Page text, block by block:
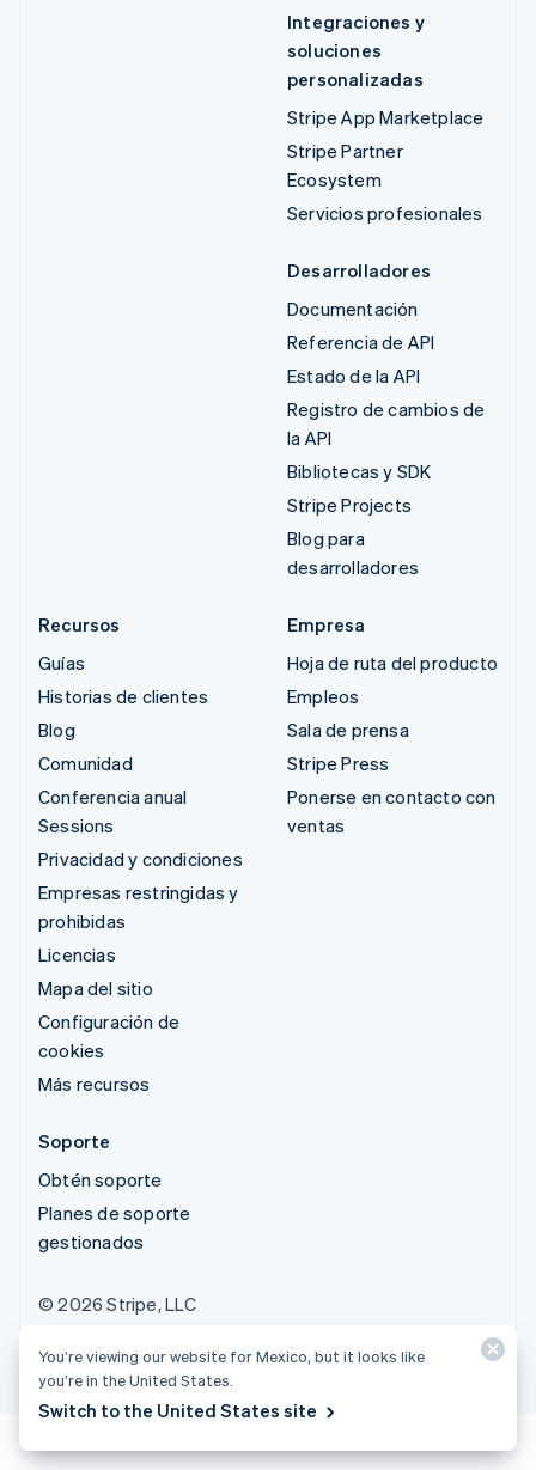
Integraciones y
soluciones
personalizadas
Stripe App Marketplace
Stripe Partner
Ecosystem
Servicios profesionales
Desarrolladores
Documentación
Referencia de API
Estado de la API
Registro de cambios de
la API
Bibliotecas y SDK
Stripe Projects
Blog para
desarrolladores
Recursos
Guías
Historias de clientes
Blog
Comunidad
Conferencia anual
Sessions
Privacidad y condiciones
Empresas restringidas y
prohibidas
Licencias
Mapa del sitio
Configuración de
cookies
Más recursos
Empresa
Hoja de ruta del producto
Empleos
Sala de prensa
Stripe Press
Ponerse en contacto con
ventas
Soporte
Obtén soporte
Planes de soporte
gestionados
© 2026 Stripe, LLC
You’re viewing our website for Mexico, but it looks like
you’re in the United States.
Switch to the United States site